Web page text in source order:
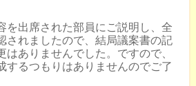
を出席された部員にご説明し、全
されましたので、結局議案書の記
はありませんでした。ですので、
するつもりはありませんのでご了